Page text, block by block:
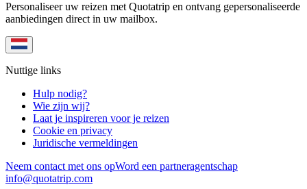
Personaliseer uw reizen met Quotatrip en ontvang gepersonaliseerde
aanbiedingen direct in uw mailbox.
Nuttige links
Hulp nodig?
Wie zijn wij?
Laat je inspireren voor je reizen
Cookie en privacy
Juridische vermeldingen
Neem contact met ons opWord een partneragentschap
info@quotatrip.com